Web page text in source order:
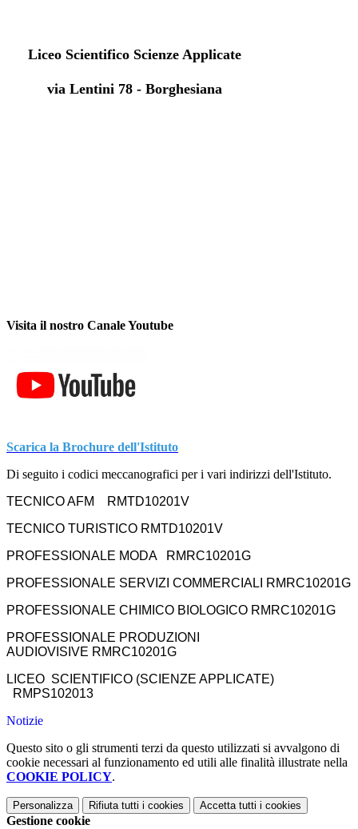
Liceo Scientifico Scienze Applicate
via Lentini 78 - Borghesiana
Visita il nostro Canale Youtube
Scarica la Brochure dell'Istituto
Di seguito i codici meccanografici per i vari indirizzi dell'Istituto.
TECNICO AFM RMTD10201V
TECNICO TURISTICO RMTD10201V
PROFESSIONALE MODA RMRC10201G
PROFESSIONALE SERVIZI COMMERCIALI
RMRC10201G
PROFESSIONALE CHIMICO BIOLOGICO RMRC10201G
PROFESSIONALE PRODUZIONI
AUDIOVISIVE RMRC10201G
LICEO SCIENTIFICO (SCIENZE APPLICATE)
RMPS102013
Notizie
Questo sito o gli strumenti terzi da questo utilizzati si avvalgono di
cookie necessari al funzionamento ed utili alle finalità illustrate nella
COOKIE POLICY.
Personalizza Rifiuta tutti i cookies Accetta tutti i cookies
Gestione cookie